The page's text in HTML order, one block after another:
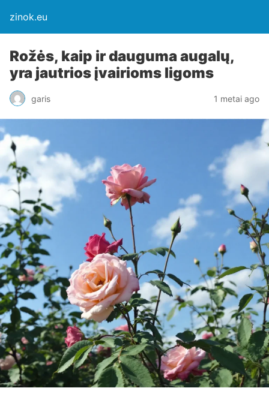
zinok.eu
Rožės, kaip ir dauguma augalų,
yra jautrios įvairioms ligoms
garis 1 metai ago